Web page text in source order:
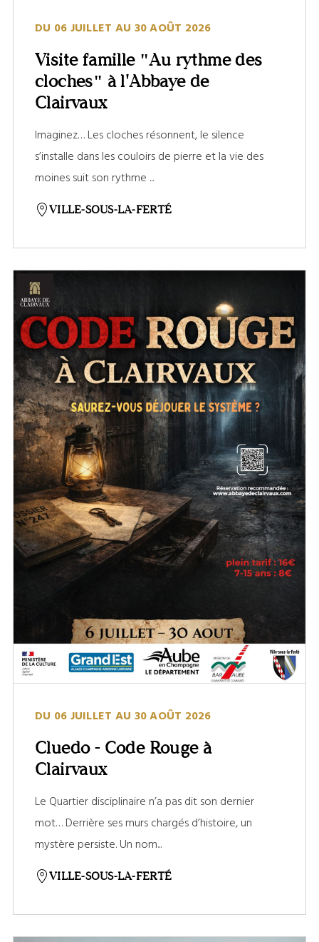
DU 06 JUILLET AU 30 AOÛT 2026
Visite famille "Au rythme des
cloches" à l'Abbaye de
Clairvaux
Imaginez… Les cloches résonnent, le silence
s’installe dans les couloirs de pierre et la vie des
moines suit son rythme ...
VILLE-SOUS-LA-FERTÉ
DU 06 JUILLET AU 30 AOÛT 2026
Cluedo - Code Rouge à
Clairvaux
Le Quartier disciplinaire n’a pas dit son dernier
mot… Derrière ses murs chargés d’histoire, un
mystère persiste. Un nom...
VILLE-SOUS-LA-FERTÉ